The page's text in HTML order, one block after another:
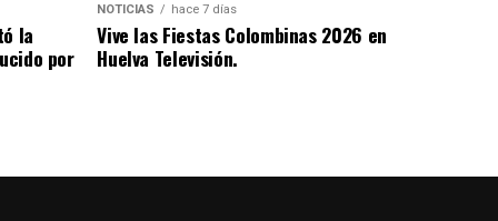
la
por
NOTICIAS hace 7 días
Vive las Fiestas Colombinas 2026 en
Huelva Televisión.